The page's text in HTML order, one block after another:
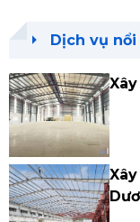
Dịch vụ nổi